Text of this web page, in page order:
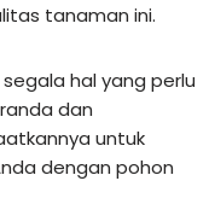
tanaman ini.
hal yang perlu
dan
untuk
dengan pohon